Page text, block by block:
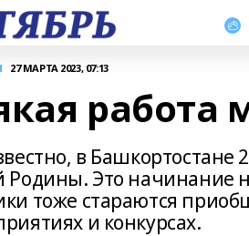
27 МАРТА 2023, 07:13
работа
в Башкортостане
Родины. Это начинание
тоже стараются
и конкурсах.